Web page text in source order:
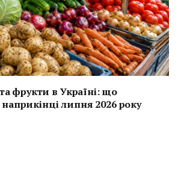
фрукти в Україні: що
липня 2026 року